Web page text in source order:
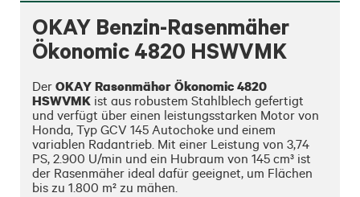
OKAY Benzin-Rasenmäher
Ökonomic 4820 HSWVMK
Der OKAY Rasenmäher Ökonomic 4820
HSWVMK ist aus robustem Stahlblech gefertigt
und verfügt über einen leistungsstarken Motor von
Honda, Typ GCV 145 Autochoke und einem
variablen Radantrieb. Mit einer Leistung von 3,74
PS, 2.900 U/min und ein Hubraum von 145 cm³ ist
der Rasenmäher ideal dafür geeignet, um Flächen
bis zu 1.800 m² zu mähen.